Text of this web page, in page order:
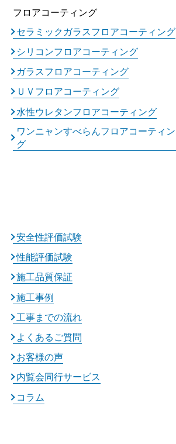
フロアコーティング
セラミックガラスフロアコーティング
シリコンフロアコーティング
ガラスフロアコーティング
ＵＶフロアコーティング
水性ウレタンフロアコーティング
ワンニャンすべらんフロアコーティン
グ
安全性評価試験
性能評価試験
施工品質保証
施工事例
工事までの流れ
よくあるご質問
お客様の声
内覧会同行サービス
コラム